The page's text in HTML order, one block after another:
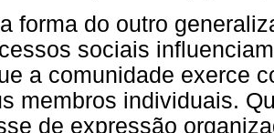
forma do outro
sociais
a comunidade exerce
membros individuais.
de expressão